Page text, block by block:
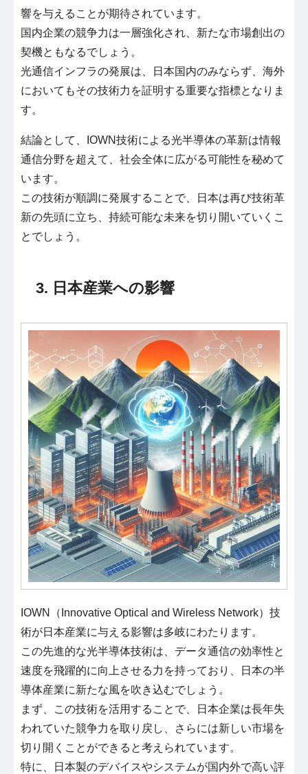
響を与えることが期待されています。
国内企業の競争力は一層強化され、新たな市場創出の
契機ともなるでしょう。
光通信インフラの発展は、日本国内のみならず、海外
においてもその技術力を証明する重要な指標となりま
す。
結論として、IOWN技術による光半導体の革新は情報
通信分野を超えて、社会全体に広がる可能性を秘めて
います。
この技術が順調に発展することで、日本は再び技術革
新の先頭に立ち、持続可能な未来を切り開いていくこ
とでしょう。
3. 日本産業への影響
IOWN（Innovative Optical and Wireless Network）技
術が日本産業に与える影響は多岐にわたります。
この先進的な光半導体技術は、データ通信の効率性と
速度を飛躍的に向上させる力を持っており、日本の半
導体産業に新たな風を吹き込むでしょう。
まず、この技術を活用することで、日本企業は長年失
われていた競争力を取り戻し、さらには新しい市場を
切り開くことができると考えられています。
特に、日本製のデバイスやシステムが国内外で高い評